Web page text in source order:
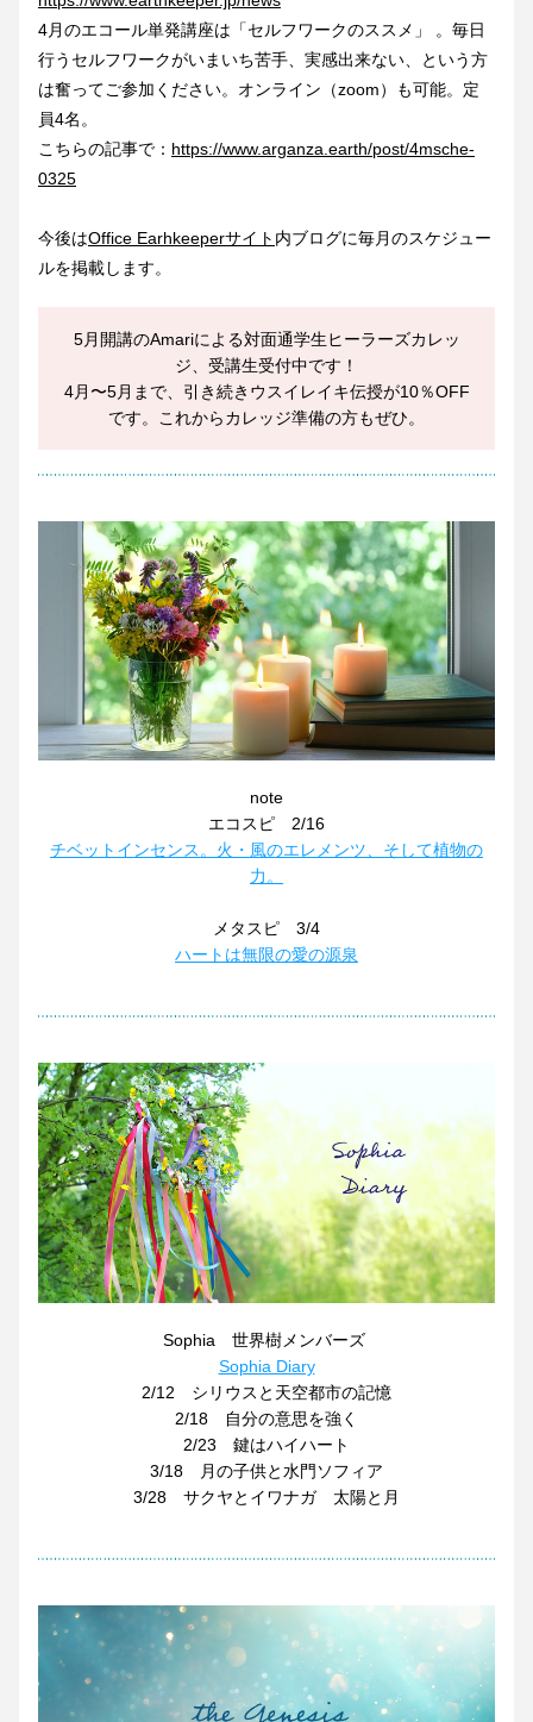
4月のエコール単発講座は「セルフワークのススメ」
。毎日
行うセルフワークがいまいち苦手、実感出来ない、という方
は奮ってご参加ください。オンライン（zoom）も可能。定
員4名。
こちらの記事で： https://www.arganza.earth/post/4msche-
0325
今後はOffice Earhkeeperサイト 内ブログに毎月のスケジュー
ルを掲載します。
5月開講のAmariによる対面通学生ヒーラーズカレッ
ジ、受講生受付中です！
4月〜5月まで、引き続きウスイレイキ伝授が10％OFF
です。これからカレッジ準備の方もぜひ。
note
エコスピ　2/16
チベットインセンス。火・風のエレメンツ、そして植物の
力。
メタスピ　3/4
ハートは無限の愛の源泉
Sophia　世界樹メンバーズ
Sophia Diary
2/12　シリウスと天空都市の記憶
2/18　自分の意思を強く
2/23　鍵はハイハート
3/18　月の子供と水門ソフィア
3/28　サクヤとイワナガ　太陽と月